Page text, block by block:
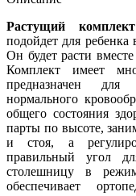
Растущий
подойдет для ребенка
Он будет расти
Комплект имеет
предназначен для
нормального
общего состояния
парты по высоте,
и стоя, а
правильный угол
столешницу в
обеспечивает